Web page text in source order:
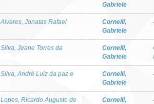
Gabriele
Alvares, Jonatas Rafael
Cornelli,
Gabriele
Silva, Jeane Torres da
Cornelli,
Gabriele
Silva, André Luiz da paz e
Cornelli,
Gabriele
Lopes, Ricardo Augusto de
Cornelli,